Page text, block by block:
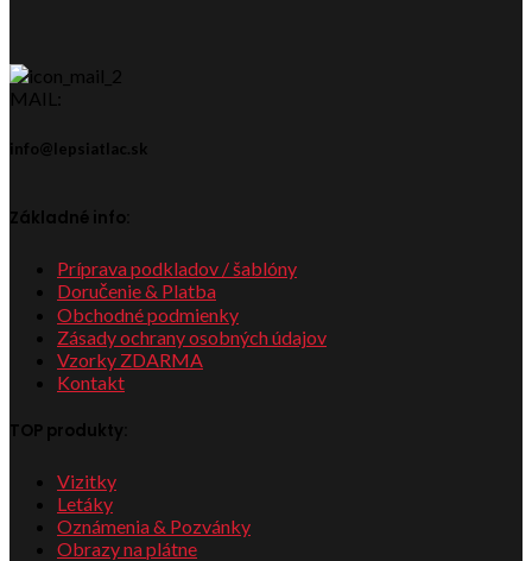
MAIL:
info@lepsiatlac.sk
Základné info:
Príprava podkladov / šablóny
Doručenie & Platba
Obchodné podmienky
Zásady ochrany osobných údajov
Vzorky ZDARMA
Kontakt
TOP produkty:
Vizitky
Letáky
Oznámenia & Pozvánky
Obrazy na plátne